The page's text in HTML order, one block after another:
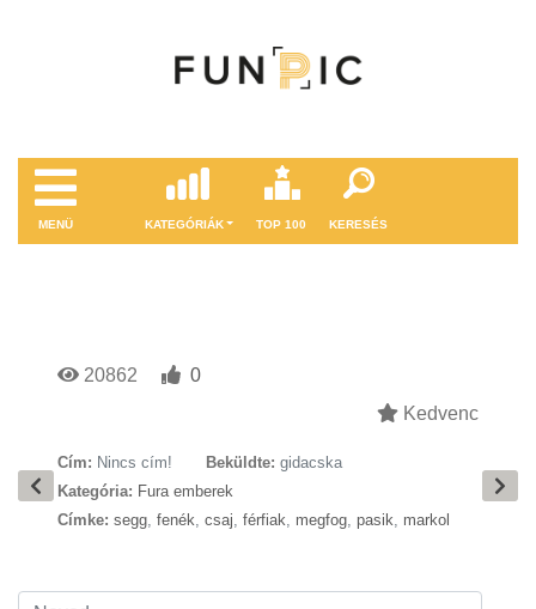
MENÜ KATEGÓRIÁK TOP 100 KERESÉS
20862
0
Kedvenc
Cím: Nincs cím! Beküldte: gidacska
Kategória: Fura emberek
Címke: segg, fenék, csaj, férfiak, megfog, pasik, markol